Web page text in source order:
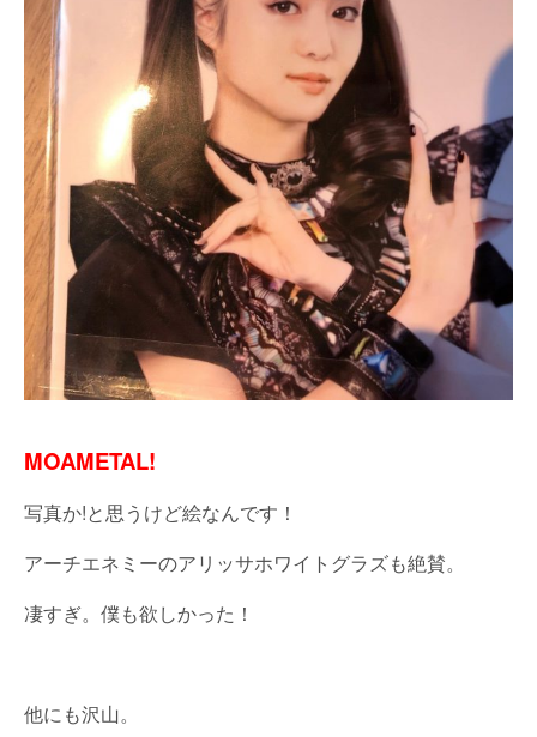
MOAMETAL!
写真か!と思うけど絵なんです！
アーチエネミーのアリッサホワイトグラズも絶賛。
凄すぎ。僕も欲しかった！
他にも沢山。